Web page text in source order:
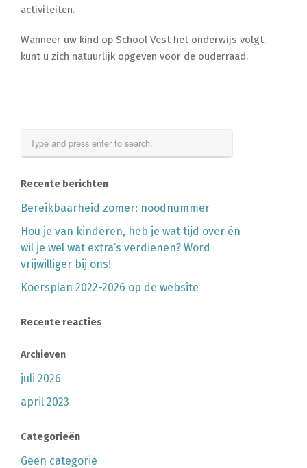
activiteiten.
Wanneer uw kind op School Vest het onderwijs volgt,
kunt u zich natuurlijk opgeven voor de ouderraad.
Recente berichten
Bereikbaarheid zomer: noodnummer
Hou je van kinderen, heb je wat tijd over én
wil je wel wat extra’s verdienen? Word
vrijwilliger bij ons!
Koersplan 2022-2026 op de website
Recente reacties
Archieven
juli 2026
april 2023
Categorieën
Geen categorie